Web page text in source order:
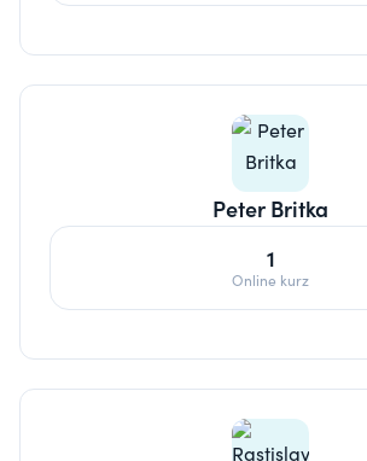
Peter Britka
1
Online kurz